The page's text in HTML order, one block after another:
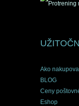
Ako
BLOG
Ceny
Eshop